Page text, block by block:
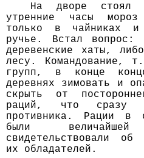
На дворе
утренние часы
только в чайниках
ручье. Встал вопрос:
деревенские хаты,
лесу. Командование,
групп, в конце
деревнях зимовать и
скрыть от
раций, что сразу
противника. Рации в
были
свидетельствовали об
их обладателей.